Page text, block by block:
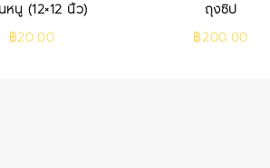
หนู (12×12 นิ้ว)
฿20.00
ถุงซิป
฿200.00